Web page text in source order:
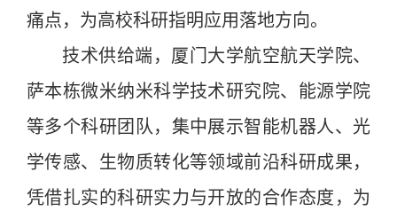
痛点，为高校科研指明应用落地方向。
技术供给端，厦门大学航空航天学院、
萨本栋微米纳米科学技术研究院、能源学院
等多个科研团队，集中展示智能机器人、光
学传感、生物质转化等领域前沿科研成果，
凭借扎实的科研实力与开放的合作态度，为